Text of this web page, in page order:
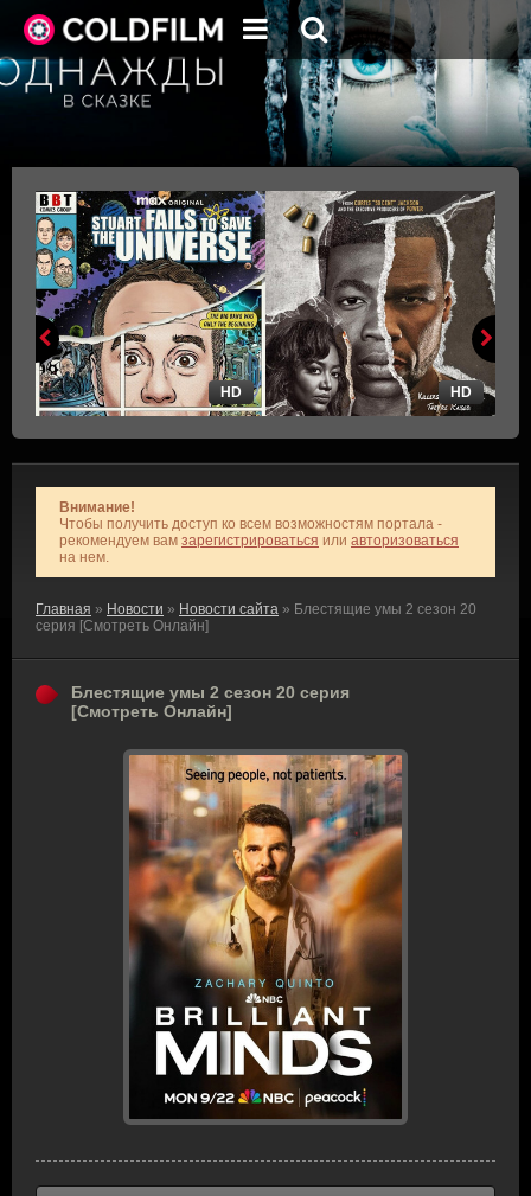
HD HD
Внимание!
Чтобы получить доступ ко всем возможностям портала -
рекомендуем вам зарегистрироваться или авторизоваться
на нем.
Главная » Новости » Новости сайта » Блестящие умы 2 сезон 20
серия [Смотреть Онлайн]
Блестящие умы 2 сезон 20 серия
[Смотреть Онлайн]